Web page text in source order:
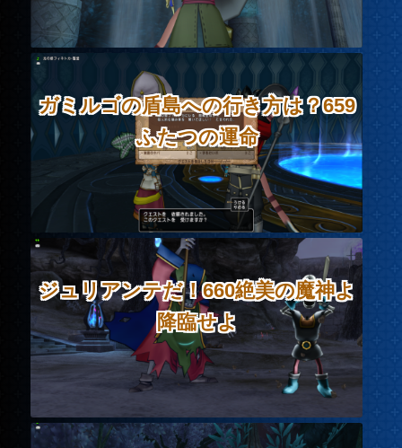
ガミルゴの盾島への行き方は？659
ふたつの運命
ジュリアンテだ！660絶美の魔神よ
降臨せよ